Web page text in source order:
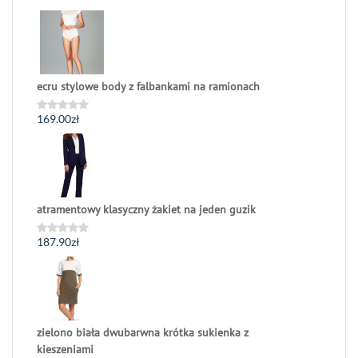
ecru stylowe body z falbankami na ramionach
Oceniono
169.00zł
atramentowy klasyczny żakiet na jeden guzik
Oceniono
187.90zł
zielono biała dwubarwna krótka sukienka z
kieszeniami